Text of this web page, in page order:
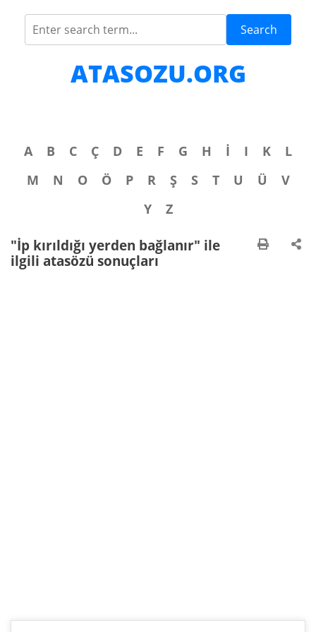
Search
ATASOZU.ORG
A B C Ç D E F G H İ I K
L
M
N O Ö P R Ş S T U Ü
V
Y
Z
"İp kırıldığı yerden bağlanır" ile
ilgili atasözü sonuçları